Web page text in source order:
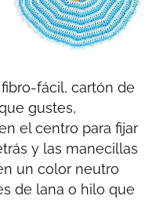
fácil, cartón de
gustes,
el centro para fijar
y las manecillas
un color neutro
de lana o hilo que